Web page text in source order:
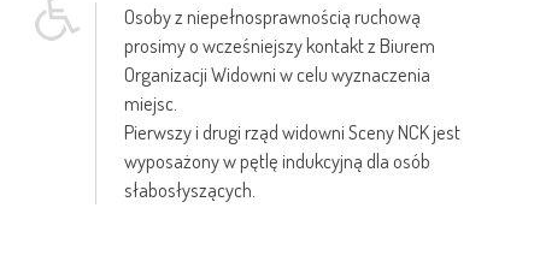
Osoby z niepełnosprawnością ruchową
prosimy o wcześniejszy kontakt z Biurem
Organizacji Widowni w celu wyznaczenia
miejsc.
Pierwszy i drugi rząd widowni Sceny NCK jest
wyposażony w pętlę indukcyjną dla osób
słabosłyszących.